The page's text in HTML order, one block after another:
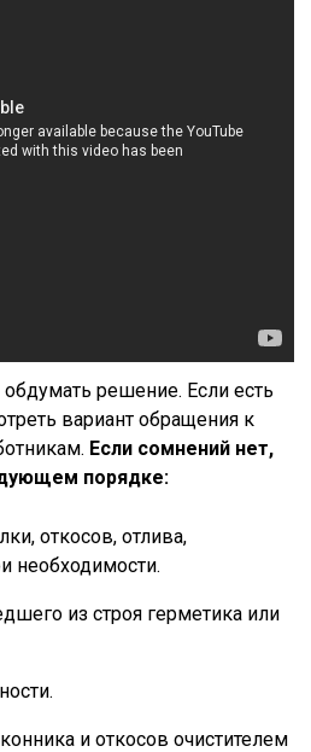
решение. Если есть
вариант обращения к
Если сомнений нет,
порядке:
откосов, отлива,
необходимости.
из строя герметика или
и откосов очистителем